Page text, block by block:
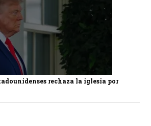
rechaza la iglesia por